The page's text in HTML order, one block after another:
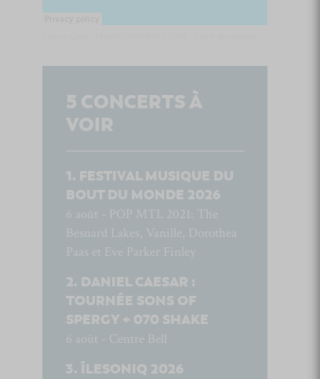
5 CONCERTS À
VOIR
FESTIVAL MUSIQUE DU
BOUT DU MONDE 2026
6 août - POP MTL 2021: The
Besnard Lakes, Vanille, Dorothea
Paas et Eve Parker Finley
DANIEL CAESAR :
TOURNÉE SONS OF
SPERGY + 070 SHAKE
6 août - Centre Bell
ÎLESONIQ 2026